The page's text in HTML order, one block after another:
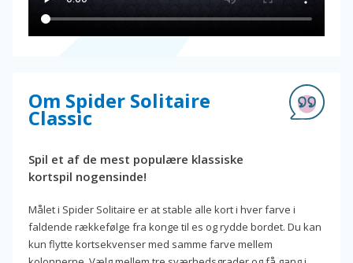
Om Spider Solitaire
Classic
Spil et af de mest populære klassiske
kortspil nogensinde!
Målet i Spider Solitaire er at stable alle kort i hver farve i
faldende rækkefølge fra konge til es og rydde bordet. Du kan
kun flytte kortsekvenser med samme farve mellem